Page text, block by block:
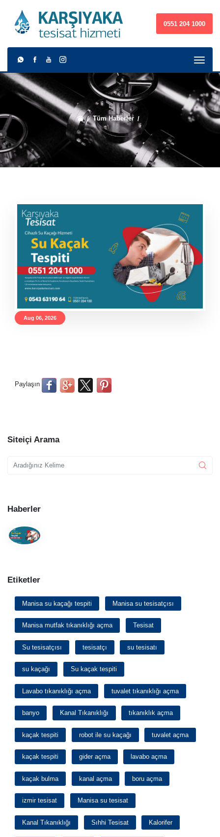
0551 204 1000
Tüm Haberler
Aug 06, 2026
Paylaşın
Siteiçi Arama
Haberler
Etiketler
Manisa su kaçağı tespiti Manisa su tesisatçısı
Manisa mutfak tıkanıklığı açma Tesisat
Su tesisatçısı tesisatçı su tesisatı
su kaçağı Su kaçak tespiti
Lavabo tıkanıklığı açma tuvalet tıkanıklığı açma
banyo Kanal Tıkanıklığı tıkanıklık açma
kaçak tespiti robot ile su kaçağı tuvalet açma
kaçak tespiti gider açma lavabo açma
kaçak bulma kanal açma boru açma
izmir tesisat Manisa su tesisat
Kanal Tıkanıklığı Sıhhi Tesisat Kalorifer